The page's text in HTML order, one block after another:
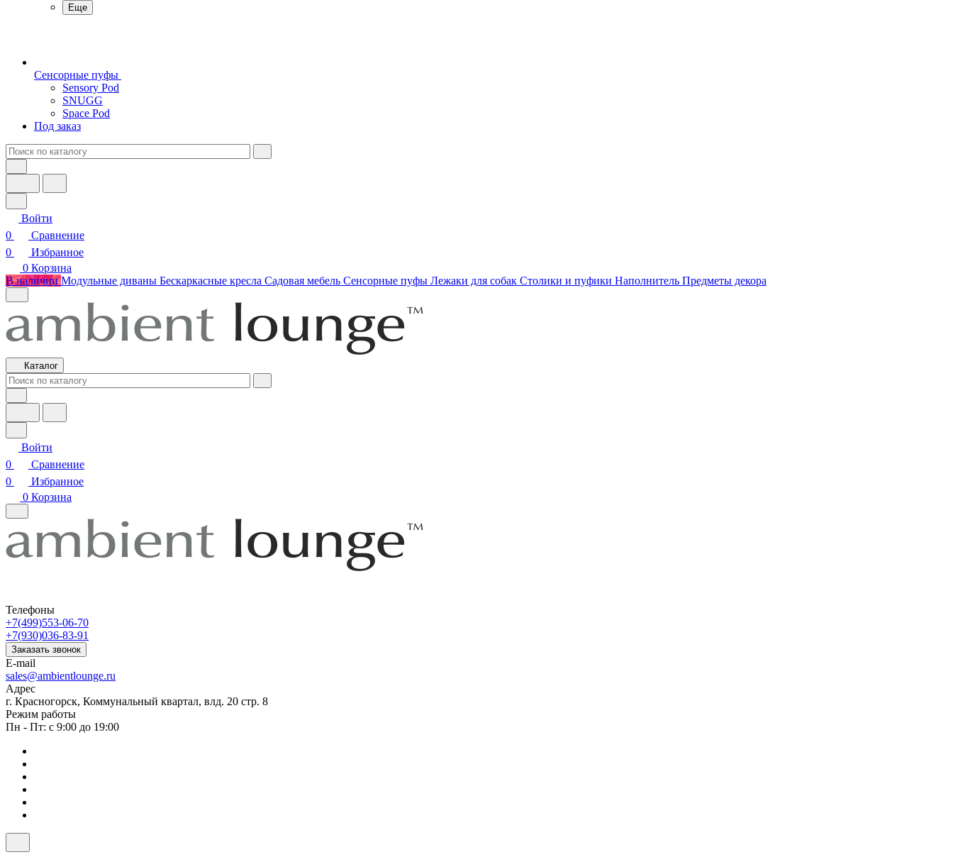
Еще
Сенсорные пуфы
Sensory Pod
SNUGG
Space Pod
Под заказ
Войти
0
Сравнение
0
Избранное
0 Корзина
В наличии Модульные диваны Бескаркасные кресла Садовая мебель Сенсорные пуфы Лежаки для собак Столики и пуфики Наполнитель Предметы декора
Каталог
Войти
0
Сравнение
0
Избранное
0 Корзина
Телефоны
+7(499)553-06-70
+7(930)036-83-91
Заказать звонок
E-mail
sales@ambientlounge.ru
Адрес
г. Красногорск, Коммунальный квартал, влд. 20 стр. 8
Режим работы
Пн - Пт: с 9:00 до 19:00